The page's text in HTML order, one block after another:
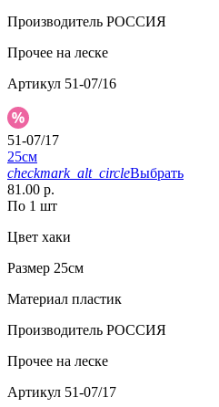
Производитель РОССИЯ
Прочее на леске
Артикул 51-07/16
51-07/17
25см
checkmark_alt_circleВыбрать
81.00 р.
По 1 шт
Цвет хаки
Размер 25см
Материал пластик
Производитель РОССИЯ
Прочее на леске
Артикул 51-07/17